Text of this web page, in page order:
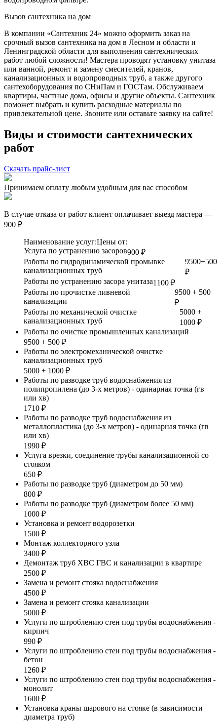
Вызов сантехника на дом
В компании «Сантехник 24» можно оформить заказ на
срочный вызов сантехника на дом в Лесном и области и
Ленинградской области для выполнения сантехнических
работ любой сложности! Мастера проводят установку унитаза
или ванной, ремонт и замену смесителей, кранов,
канализационных и водопроводных труб, а также другого
сантехоборудования по СНиПам и ГОСТам. Обслуживаем
квартиры, частные дома, офисы и другие объекты. Сантехник
поможет выбрать и купить расходные материалы по
привлекательной цене. Звоните или оставьте заявку на сайте!
Виды и стоимости сантехнических
работ
Скачать прайс-лист
Принимаем оплату любым удобным для вас способом
В случае отказа от работ клиент оплачивает выезд мастера —
900 ₽
Наименование услуг:Цены от:
Услуга по устранению засоров900 ₽
Работы по гидродинамической промывке
канализационных труб
9500+500
₽
Работы по устранению засора унитаза1100 ₽
Работы по прочистке ливневой
канализации
9500 + 500
₽
Работы по механической очистке
канализационных труб
5000 +
1000 ₽
Работы по очистке промышленных канализаций
9500 + 500 ₽
Работы по электромеханической очистке
канализационных труб
5000 + 1000 ₽
Работы по разводке труб водоснабжения из
полипропилена (до 3-х метров) - одинарная точка (гв
или хв)
1710 ₽
Работы по разводке труб водоснабжения из
металлопластика (до 3-х метров) - одинарная точка (гв
или хв)
1990 ₽
Услуга врезки, соединение трубы канализационной со
стояком
650 ₽
Работы по разводке труб (диаметром до 50 мм)
800 ₽
Работы по разводке труб (диаметром более 50 мм)
1000 ₽
Установка и ремонт водорозетки
1500 ₽
Монтаж коллекторного узла
3400 ₽
Демонтаж труб ХВС ГВС и канализации в квартире
2500 ₽
Замена и ремонт стояка водоснабжения
4500 ₽
Замена и ремонт стояка канализации
5000 ₽
Услуги по штроблению стен под трубы водоснабжения -
кирпич
990 ₽
Услуги по штроблению стен под трубы водоснабжения -
бетон
1260 ₽
Услуги по штроблению стен под трубы водоснабжения -
монолит
1600 ₽
Установка краны шарового на стояке (в зависимости
диаметра труб)